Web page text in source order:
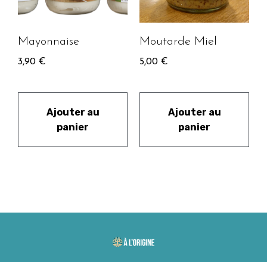
Mayonnaise
3,90 €
Ajouter au
panier
Moutarde Miel
5,00 €
Ajouter au
panier